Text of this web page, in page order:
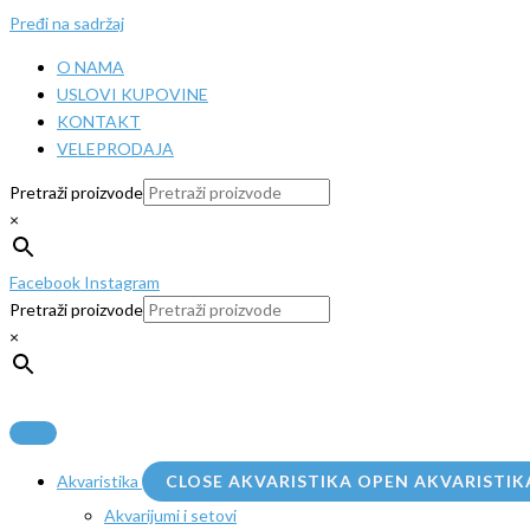
Pređi na sadržaj
O NAMA
USLOVI KUPOVINE
KONTAKT
VELEPRODAJA
Pretraži proizvode
×
Facebook Instagram
Pretraži proizvode
×
Akvaristika CLOSE AKVARISTIKA OPEN
Akvarijumi i setovi